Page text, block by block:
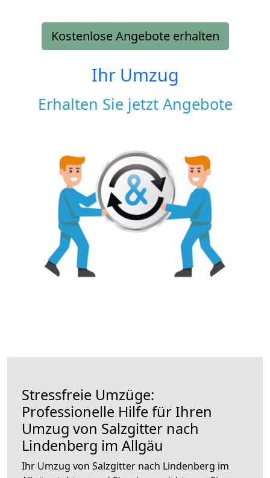
Kostenlose Angebote erhalten
Ihr Umzug
Erhalten Sie jetzt Angebote
Stressfreie Umzüge:
Professionelle Hilfe für Ihren
Umzug von Salzgitter nach
Lindenberg im Allgäu
Ihr Umzug von Salzgitter nach Lindenberg im